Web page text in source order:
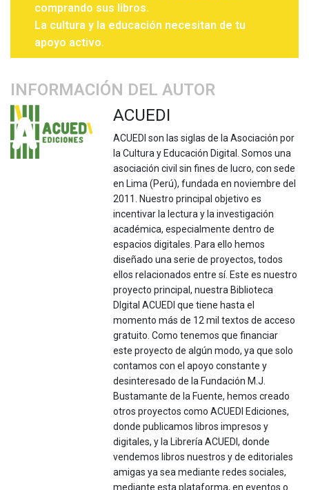
comprando sus libros.
La cultura y la educación necesitan de tu
apoyo activo.
INFORMACIÓN DEL AUTOR
ACUEDI
ACUEDI son las siglas de la Asociación por
la Cultura y Educación Digital. Somos una
asociación civil sin fines de lucro, con sede
en Lima (Perú), fundada en noviembre del
2011. Nuestro principal objetivo es
incentivar la lectura y la investigación
académica, especialmente dentro de
espacios digitales. Para ello hemos
diseñado una serie de proyectos, todos
ellos relacionados entre sí. Este es nuestro
proyecto principal, nuestra Biblioteca
DIgital ACUEDI que tiene hasta el
momento más de 12 mil textos de acceso
gratuito. Como tenemos que financiar
este proyecto de algún modo, ya que solo
contamos con el apoyo constante y
desinteresado de la Fundación M.J.
Bustamante de la Fuente, hemos creado
otros proyectos como ACUEDI Ediciones,
donde publicamos libros impresos y
digitales, y la Librería ACUEDI, donde
vendemos libros nuestros y de editoriales
amigas ya sea mediante redes sociales,
mediante esta plataforma, en eventos o